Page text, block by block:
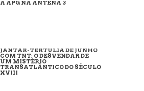
A APG NA ANTENA 3
JANTAR-TERTÚLIA DE JUNHO
COM TNT: O DESVENDAR DE
UM MISTÉRIO
TRANSATLÂNTICO DO SÉCULO
XVIII